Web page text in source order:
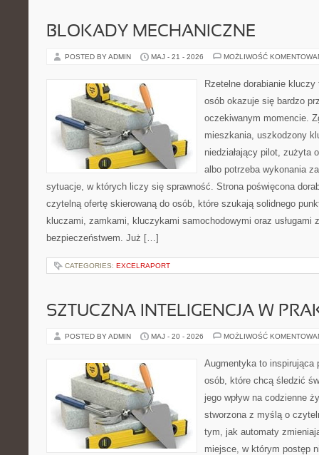
BLOKADY MECHANICZNE
POSTED BY ADMIN MAJ - 21 - 2026 MOŻLIWOŚĆ
Rzetelne dorabianie
osób okazuje się bardzo
oczekiwanym momencie.
mieszkania, uszkodzony
niedziałający pilot, zużyta
albo potrzeba wykonania
sytuacje, w których liczy się sprawność. Strona poświęcona
czytelną ofertę skierowaną do osób, które szukają solidnego
kluczami, zamkami, kluczykami samochodowymi oraz usługami
bezpieczeństwem. Już […]
CATEGORIES: EXCELRAPORT
SZTUCZNA INTELIGENCJA W
POSTED BY ADMIN MAJ - 20 - 2026 MOŻLIWOŚĆ
Augmentyka to inspirująca
osób, które chcą śledzić
jego wpływ na codzienne
stworzona z myślą o
tym, jak automaty
miejsce, w którym postęp